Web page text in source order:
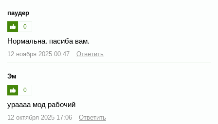
паудер
0
Нормальна. пасиба вам.
12 ноября 2025 00:47 Ответить
Эм
0
ураааа мод рабочий
12 октября 2025 17:06 Ответить